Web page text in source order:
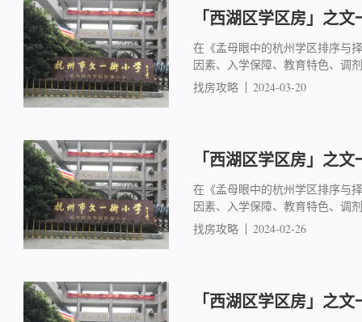
「西湖区学区房」之
在《孟母眼中的杭州学区排序与
因素、入学保障、教育特色、调
找房攻略
2024-03-20
「西湖区学区房」之
在《孟母眼中的杭州学区排序与
因素、入学保障、教育特色、调
找房攻略
2024-02-26
「西湖区学区房」之